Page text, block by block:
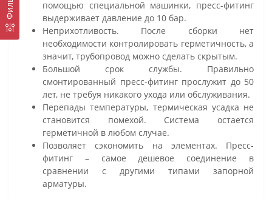
помощью специальной машинки, пресс-фитинг
выдерживает давление до 10 бар.
Неприхотливость. После сборки нет
необходимости контролировать герметичность, а
значит, трубопровод можно сделать скрытым.
Большой срок службы. Правильно
смонтированный пресс-фитинг прослужит до 50
лет, не требуя никакого ухода или обслуживания.
Перепады температуры, термическая усадка не
становится помехой. Система остается
герметичной в любом случае.
Позволяет сэкономить на элементах. Пресс-
фитинг – самое дешевое соединение в
сравнении с другими типами запорной
арматуры.